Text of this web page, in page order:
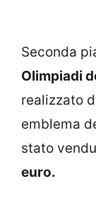
Seconda
Olimpiadi
realizzato
emblema
stato
euro.